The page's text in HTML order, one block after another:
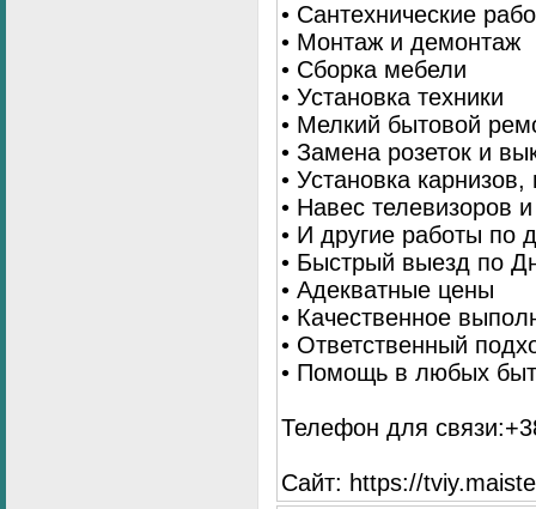
• Сантехнические
• Монтаж и демонтаж
• Сборка мебели
• Установка техники
• Мелкий бытовой
• Замена розеток и
• Установка
• Навес телевизоров
• И другие работы по
• Быстрый выезд по
• Адекватные цены
• Качественное
• Ответственный
• Помощь в любых
Телефон для
Сайт: https://